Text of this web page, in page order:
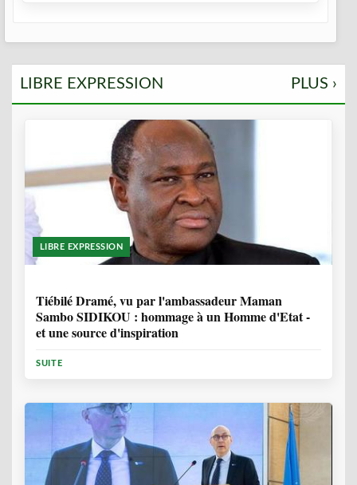
LIBRE EXPRESSION PLUS ›
LIBRE EXPRESSION
Tiébilé Dramé, vu par l'ambassadeur Maman
Sambo SIDIKOU : hommage à un Homme d'Etat -
et une source d'inspiration
SUITE